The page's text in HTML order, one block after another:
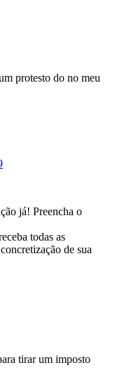
protesto do no meu
já! Preencha o
todas as
de sua
tirar um imposto